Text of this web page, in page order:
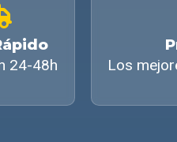
24-48h
Los